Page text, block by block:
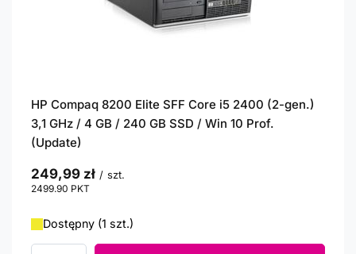
HP Compaq 8200 Elite SFF Core i5 2400 (2-gen.)
3,1 GHz / 4 GB / 240 GB SSD / Win 10 Prof.
(Update)
249,99 zł / szt.
2499.90 PKT
Dostępny (1 szt.)